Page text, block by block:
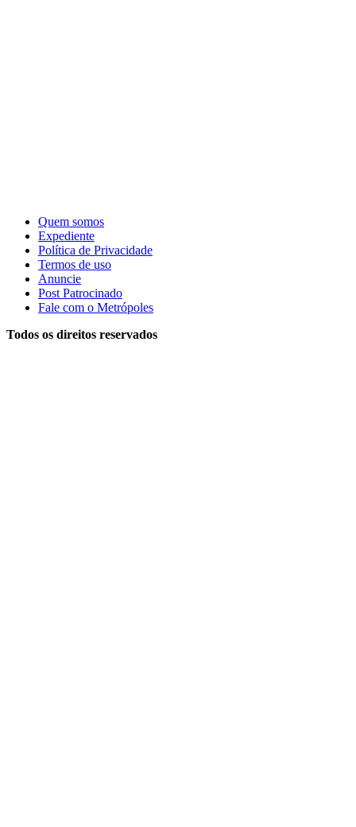
Quem somos
Expediente
Política de Privacidade
Termos de uso
Anuncie
Post Patrocinado
Fale com o Metrópoles
Todos os direitos reservados